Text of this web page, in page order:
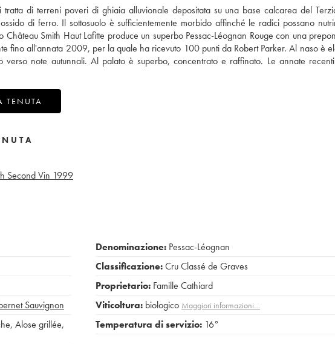
di terreni poveri di ghiaia alluvionale depositata su una base calcarea del
di ferro. Il sottosuolo è sufficientemente morbido affinché le radici possano
Smith Haut Lafitte produce un superbo Pessac-Léognan Rouge con una
fino all'annata 2009, per la quale ha ricevuto 100 punti da Robert Parker. Al naso è
note autunnali. Al palato è superbo, concentrato e raffinato. Le annate
TENUTA
Second Vin 1999
Sauvignon
, Alose grillée,
Denominazione: Pessac-Léognan
Classificazione:Cru Classé de Graves
Proprietario: Famille Cathiard
Viticoltura: biologico Maggiori informazioni…
Temperatura di servizio: 16°